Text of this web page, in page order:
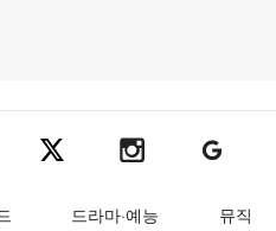
아 페이스북
텐아시아 엑스텐아시아 인스타그램
텐아시아
드라마·예능 뮤직